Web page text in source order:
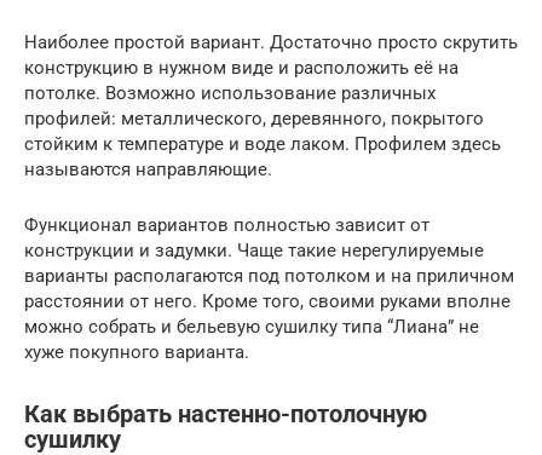
Наиболее простой вариант. Достаточно просто скрутить
конструкцию в нужном виде и расположить её на
потолке. Возможно использование различных
профилей: металлического, деревянного, покрытого
стойким к температуре и воде лаком. Профилем здесь
называются направляющие.
Функционал вариантов полностью зависит от
конструкции и задумки. Чаще такие нерегулируемые
варианты располагаются под потолком и на приличном
расстоянии от него. Кроме того, своими руками вполне
можно собрать и бельевую сушилку типа “Лиана” не
хуже покупного варианта.
Как выбрать настенно-потолочную
сушилку